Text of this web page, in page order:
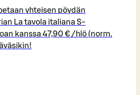
yhteisen pöydän
La tavola italiana S-
kanssa 47,90 € /hlö (norm.